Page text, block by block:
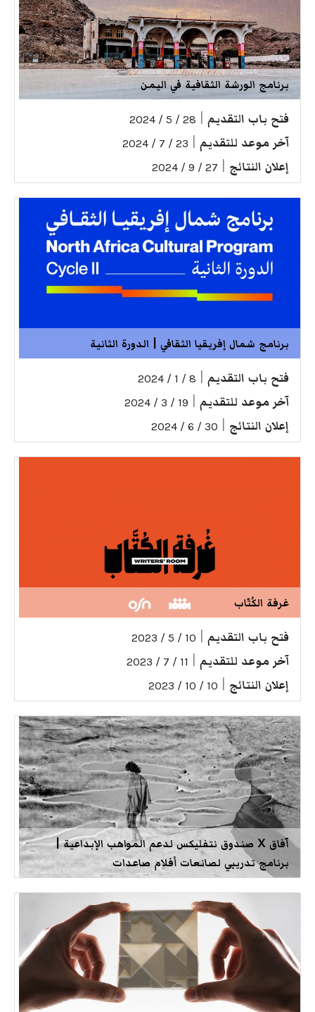
برنامج الورشة الثقافية في اليمن
فتح باب التقديم 28 / 5 / 2024
آخر موعد للتقديم 23 / 7 / 2024
إعلان النتائج 27 / 9 / 2024
برنامج شمال إفريقيا الثقافي | الدورة الثانية
فتح باب التقديم 8 / 1 / 2024
آخر موعد للتقديم 19 / 3 / 2024
إعلان النتائج 30 / 6 / 2024
غرفة الكُتّاب
فتح باب التقديم 10 / 5 / 2023
آخر موعد للتقديم 11 / 7 / 2023
إعلان النتائج 10 / 10 / 2023
آفاق X صندوق نتفليكس لدعم المواهب الإبداعية |
برنامج تدريبي لصانعات أفلام صاعدات